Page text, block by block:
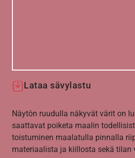
Lataa sävylastu
Näytön ruudulla näkyvät värit on
saattavat poiketa maalin
toistuminen maalatulla pinnalla
materiaalista ja kiillosta sekä tilan